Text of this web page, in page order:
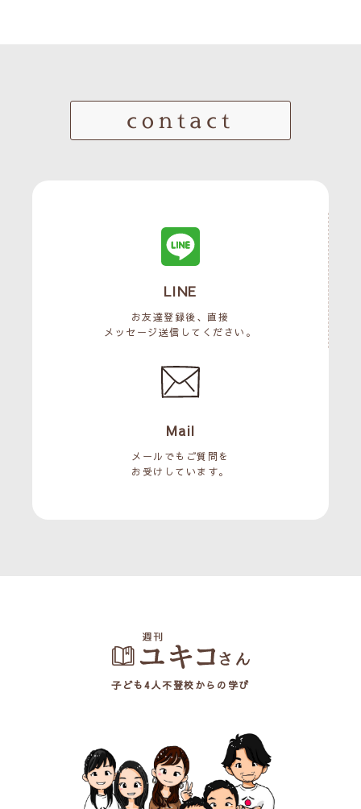
contact
LINE
お友達登録後、直接
メッセージ送信してください。
Mail
メールでもご質問を
お受けしています。
子ども4人不登校からの学び